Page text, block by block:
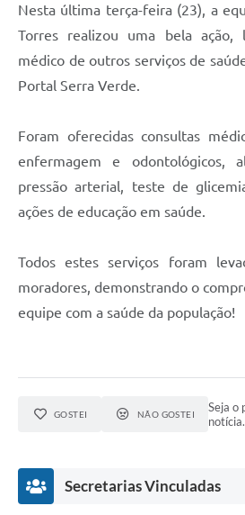
Nesta última terça-feira (23), a
Torres realizou uma bela ação,
médico de outros serviços de
Portal Serra Verde.
Foram oferecidas consultas
enfermagem e odontológicos,
pressão arterial, teste de
ações de educação em saúde.
Todos estes serviços foram
moradores, demonstrando o
equipe com a saúde da população!
GOSTEI NÃO GOSTEI
Seja o
notícia.
Secretarias Vinculadas